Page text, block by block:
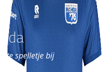
spelletje bij